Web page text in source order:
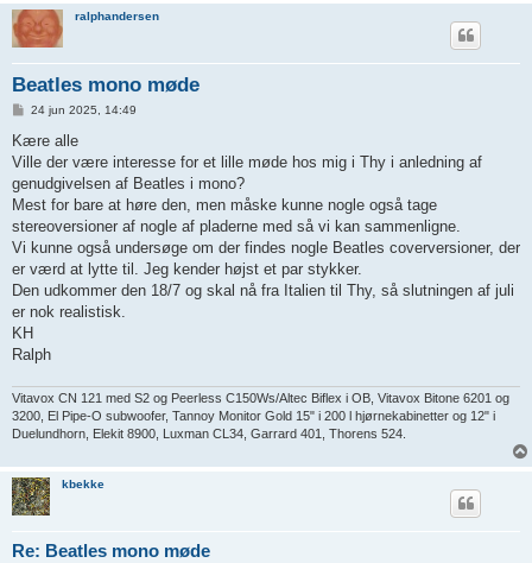
ralphandersen
Beatles mono møde
d
æ
g
24 jun 2025, 14:49
Kære alle
Ville der være interesse for et lille møde hos mig i Thy i anledning af
genudgivelsen af Beatles i mono?
Mest for bare at høre den, men måske kunne nogle også tage
stereoversioner af nogle af pladerne med så vi kan sammenligne.
Vi kunne også undersøge om der findes nogle Beatles coverversioner, der
er værd at lytte til. Jeg kender højst et par stykker.
Den udkommer den 18/7 og skal nå fra Italien til Thy, så slutningen af juli
er nok realistisk.
KH
Ralph
Vitavox CN 121 med S2 og Peerless C150Ws/Altec Biflex i OB, Vitavox Bitone 6201 og
3200, El Pipe-O subwoofer, Tannoy Monitor Gold 15" i 200 l hjørnekabinetter og 12" i
Duelundhorn, Elekit 8900, Luxman CL34, Garrard 401, Thorens 524.
kbekke
Re: Beatles mono møde